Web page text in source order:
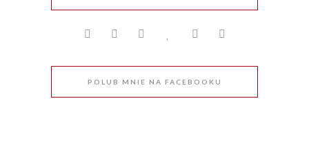
POLUB MNIE NA FACEBOOKU